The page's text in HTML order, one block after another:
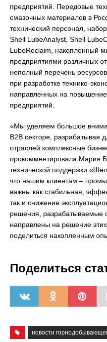
предприятий. Передовые
смазочных материалов в
технический персонал,
Shell LubeAnalyst, Shell
LubeReclaim, накопленный
предприятиями различных
неполный перечень
при разработке технико-
направленных на
предприятий.
«Мы уделяем большое
B2B секторе, разрабатывая
отраслей комплексные
прокомментировала Мария
технической поддержки
что нашим клиентам –
важны как стабильная,
так и снижение
решения, разрабатываемые
направлены на решение
поделиться накопленным
Поделиться
новости